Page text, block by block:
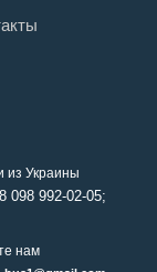
из Украины
098 992-02-05;
нам